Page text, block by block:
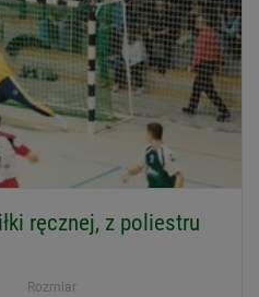
ręcznej, z poliestru
Rozmiar